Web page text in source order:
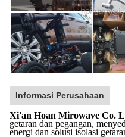
Informasi Perusahaan
Xi'an Hoan Mirowave Co.
getaran dan pegangan,
energi dan solusi isolasi